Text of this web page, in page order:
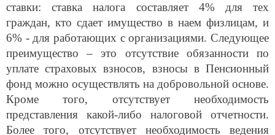
ставки: ставка налога составляет 4% для тех
граждан, кто сдает имущество в наем физлицам, и
6% - для работающих с организациями. Следующее
преимущество – это отсутствие обязанности по
уплате страховых взносов, взносы в Пенсионный
фонд можно осуществлять на добровольной основе.
Кроме того, отсутствует необходимость
представления какой-либо налоговой отчетности.
Более того, отсутствует необходимость ведения